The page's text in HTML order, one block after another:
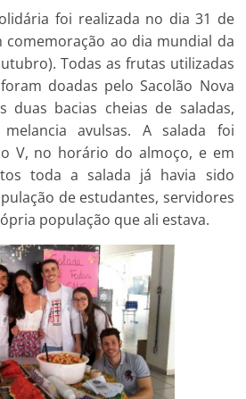
foi realizada no dia 31 de
comemoração ao dia mundial da
Todas as frutas utilizadas
doadas pelo Sacolão Nova
duas bacias cheias de saladas,
avulsas. A salada foi
V, no horário do almoço, e em
toda a salada já havia sido
de estudantes, servidores
população que ali estava.